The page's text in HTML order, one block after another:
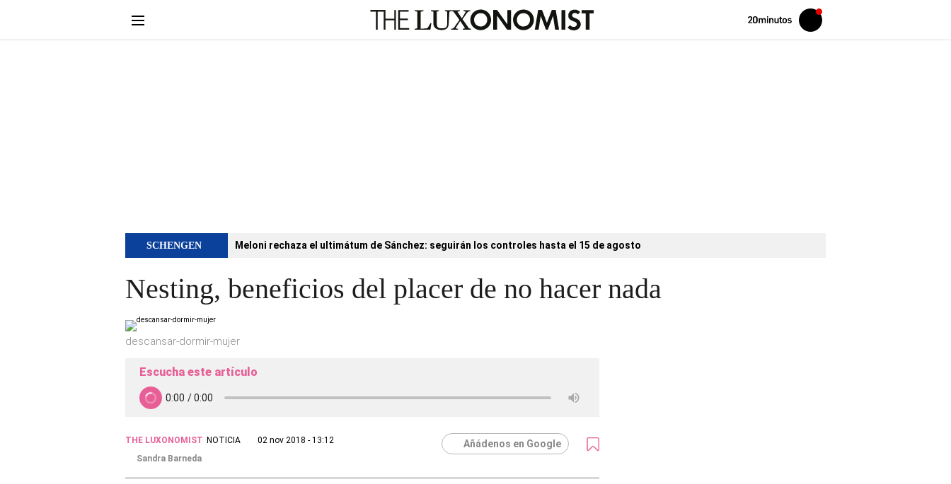
Volver
Iniciar
sesión
SCHENGEN Meloni rechaza el ultimátum de Sánchez: seguirán los controles hasta el 15 de agosto
Nesting, beneficios del placer de no hacer nada
descansar-dormir-mujer
Escucha este artículo
THE LUXONOMIST NOTICIA
02 nov 2018 - 13:12
Sandra Barneda
Añádenos en Google